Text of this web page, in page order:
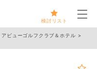
検討リスト
メ
アビューゴルフクラブ＆ホテル